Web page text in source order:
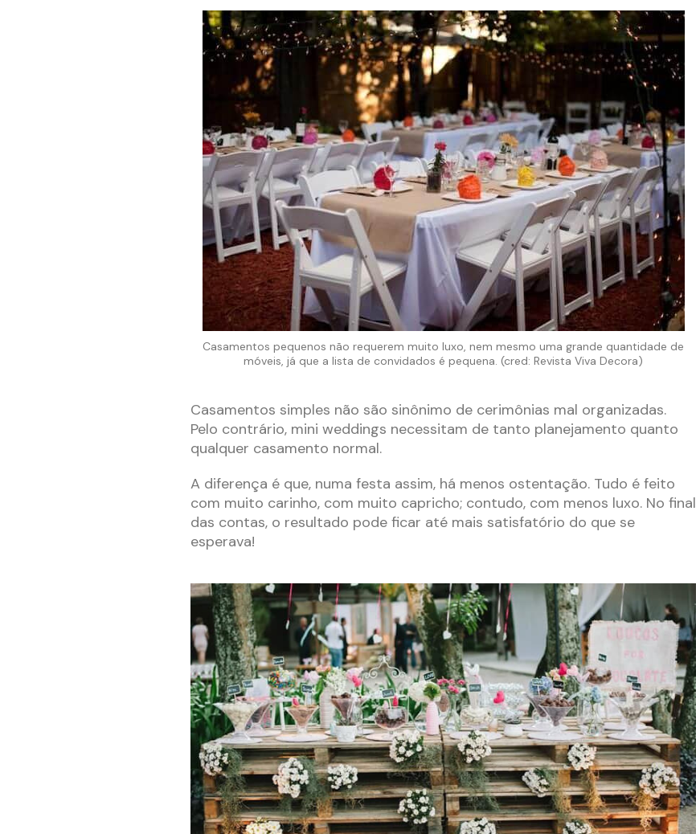
Casamentos pequenos não requerem muito luxo, nem mesmo uma grande quantidade de
móveis, já que a lista de convidados é pequena. (cred: Revista Viva Decora)
Casamentos simples não são sinônimo de cerimônias mal organizadas.
Pelo contrário, mini weddings necessitam de tanto planejamento quanto
qualquer casamento normal.
A diferença é que, numa festa assim, há menos ostentação. Tudo é feito
com muito carinho, com muito capricho; contudo, com menos luxo. No final
das contas, o resultado pode ficar até mais satisfatório do que se
esperava!